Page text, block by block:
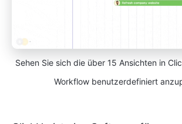
Sehen Sie sich die über 15 Ansichten in
Workflow benutzerdefiniert